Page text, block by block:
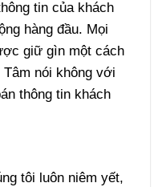
tin của khách
hàng đầu. Mọi
giữ gìn một cách
nói không với
thông tin khách
tôi luôn niêm yết,